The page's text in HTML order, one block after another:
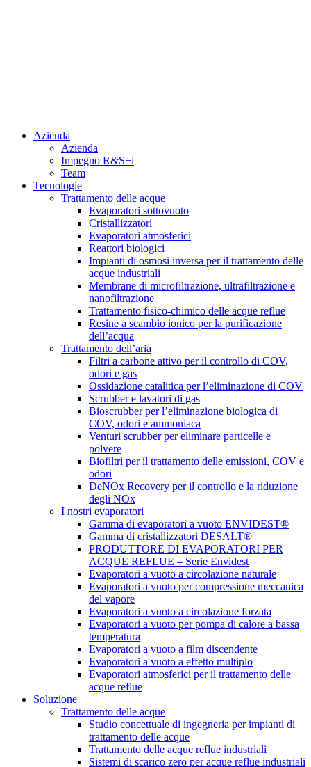
Azienda
Azienda
Impegno R&S+i
Team
Tecnologie
Trattamento delle acque
Evaporatori sottovuoto
Cristallizzatori
Evaporatori atmosferici
Reattori biologici
Impianti di osmosi inversa per il trattamento delle
acque industriali
Membrane di microfiltrazione, ultrafiltrazione e
nanofiltrazione
Trattamento fisico-chimico delle acque reflue
Resine a scambio ionico per la purificazione
dell’acqua
Trattamento dell’aria
Filtri a carbone attivo per il controllo di COV,
odori e gas
Ossidazione catalitica per l’eliminazione di COV
Scrubber e lavatori di gas
Bioscrubber per l’eliminazione biologica di
COV, odori e ammoniaca
Venturi scrubber per eliminare particelle e
polvere
Biofiltri per il trattamento delle emissioni, COV e
odori
DeNOx Recovery per il controllo e la riduzione
degli NOx
I nostri evaporatori
Gamma di evaporatori a vuoto ENVIDEST®
Gamma di cristallizzatori DESALT®
PRODUTTORE DI EVAPORATORI PER
ACQUE REFLUE – Serie Envidest
Evaporatori a vuoto a circolazione naturale
Evaporatori a vuoto per compressione meccanica
del vapore
Evaporatori a vuoto a circolazione forzata
Evaporatori a vuoto per pompa di calore a bassa
temperatura
Evaporatori a vuoto a film discendente
Evaporatori a vuoto a effetto multiplo
Evaporatori atmosferici per il trattamento delle
acque reflue
Soluzione
Trattamento delle acque
Studio concettuale di ingegneria per impianti di
trattamento delle acque
Trattamento delle acque reflue industriali
Sistemi di scarico zero per acque reflue industriali